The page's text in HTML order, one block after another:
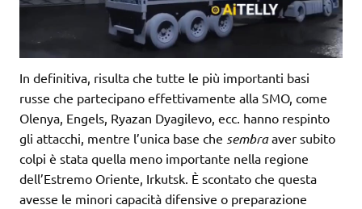
In definitiva, risulta che tutte le più importanti basi
russe che partecipano effettivamente alla SMO, come
Olenya, Engels, Ryazan Dyagilevo, ecc. hanno respinto
gli attacchi, mentre l’unica base che sembraaver subito
colpi è stata quella meno importante nella regione
dell’Estremo Oriente, Irkutsk. È scontato che questa
avesse le minori capacità difensive o preparazione